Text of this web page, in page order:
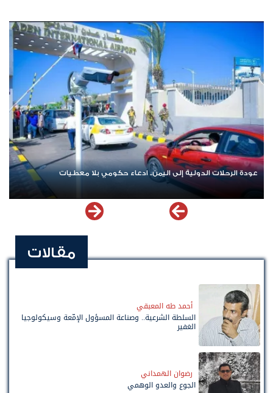
عودة الرحلات الدولية إلى اليمن.. ادعاء حكومي بلا معطيات
مقالات
أحمد طه المعبقي
السلطة الشرعية.. وصناعة المسؤول الإمّعة وسيكولوجيا
الغفير
رضوان الهمداني
الجوع والعدو الوهمي